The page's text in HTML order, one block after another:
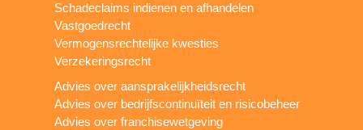
Schadeclaims indienen en afhandelen
Vastgoedrecht
Vermogensrechtelijke kwesties
Verzekeringsrecht
Advies over aansprakelijkheidsrecht
Advies over bedrijfscontinuïteit en risicobeheer
Advies over franchisewetgeving